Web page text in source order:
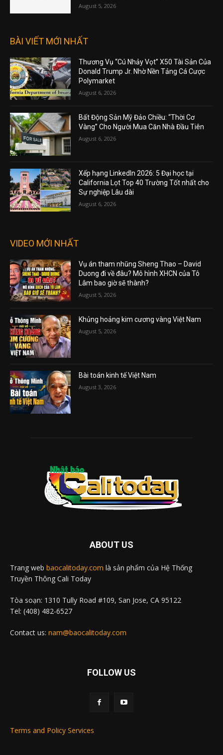
August 5, 2026
BÀI VIẾT MỚI NHẤT
Thương Vụ “Cú Nhảy Vọt” X50 Tài Sản Của
Donald Trump Jr. Nhờ Nền Tảng Cá Cược
Polymarket
August 6, 2026
Bất Động Sản Mỹ Đảo Chiều: “Thời Cơ
Vàng” Cho Người Mua Căn Nhà Đầu Tiên
August 6, 2026
Xếp hạng LinkedIn 2026: 5 Đại học tại
California Lọt Top 40 Trường Tốt nhất cho
Sự nghiệp Lâu dài
August 6, 2026
VIDEO MỚI NHẤT
Vụ án tham nhũng Sheng Thao – David
Duong đi về đâu? Mô hình XHCN của Tô
Lâm bao giờ sẽ thành?
August 5, 2026
Khủng hoảng kim cương vàng Việt Nam
August 5, 2026
Bài toán kinh tế Việt Nam
August 3, 2026
ABOUT US
Trang web baocalitoday.com là sản phẩm của Hệ Thống
Truyền Thông Cali Today
Tòa soạn: 1310 Tully Road #109, San Jose, CA 95122
Tel: (408) 482-6527
Contact us: nam@baocalitoday.com
FOLLOW US
Terms and Policy Services